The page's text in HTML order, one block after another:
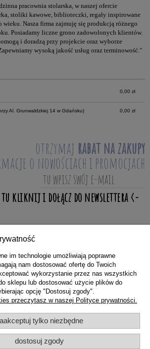
pracownia stolarska, w naszej ofercie
stoliki kawowe, biblioteczki, regały inspirowane
wieku. Nasza firma zajmuję się produkcją różnego
Posiadamy liczne grono zadowolonych klientów.
i doradzą przy projekcie oraz wyborze
wysoką jakość usług oraz terminowość."
kosztów płatności
0,00 zł
Al. Grunwaldzkiej 14 w Gdańsku) 0,00 zł
otrzymaj rabat na zakupy
o nowościach i promocjach
ZAKUPY
POMOC
INFORMACJE
im technologie umożliwiają poprawne
nam dostosować ofertę do Twoich
wykorzystanie przez nas wszystkich
sklepu lub dostosować użycie plików do
opcję "Dostosuj zgody".
przeczytasz w naszej Polityce prywatności.
tylko niezbędne
dostosuj zgody